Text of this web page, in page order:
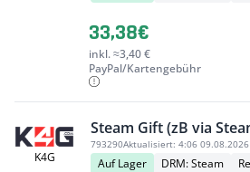
33,38€
inkl. ≈3,40 €
PayPal/Kartengebühr
K4G
Steam Gift (zB via
793290Aktualisiert: 4:06 09.08.2026
Auf Lager DRM: Steam